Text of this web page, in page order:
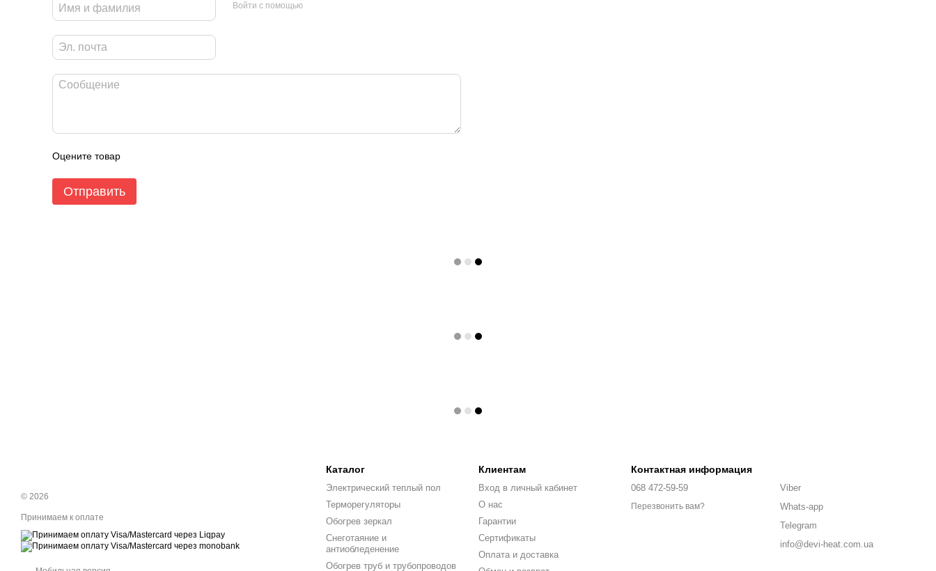
Войти с помощью
Оцените товар
Отправить
© 2026
Принимаем к оплате
Каталог
Электрический теплый пол
Терморегуляторы
Обогрев зеркал
Снеготаяние и
антиобледенение
Обогрев труб и трубопроводов
Клиентам
Вход в личный кабинет
О нас
Гарантии
Сертификаты
Оплата и доставка
Контактная информация
068 472-59-59
Перезвонить вам?
Viber
Whats-app
Telegram
info@devi-heat.com.ua